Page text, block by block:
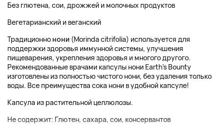
Без глютена, сои, дрожжей и молочных продуктов
Вегетарианский и веганский
Традиционно нони (Morinda citrifolia) используется для
поддержки здоровья иммунной системы, улучшения
пищеварения, укрепления здоровья и многого другого.
Рекомендованные врачами капсулы нони Earth's Bounty
изготовлены из полностью чистого нони, без удаления только
воды. Все преимущества сока нони в удобной капсуле!
Капсула из растительной целлюлозы.
Не содержит: Глютен, сахара, сои, консервантов